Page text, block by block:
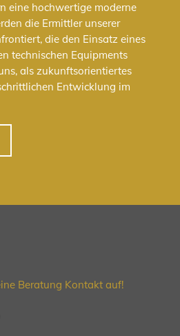
eine hochwertige moderne
die Ermittler unserer
die den Einsatz eines
technischen Equipments
als zukunftsorientiertes
Entwicklung im
Beratung Kontakt auf!